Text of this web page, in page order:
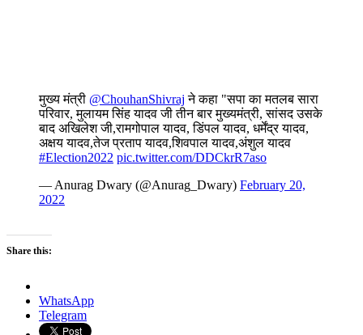
मुख्य मंत्री @ChouhanShivraj ने कहा "सपा का मतलब सारा
परिवार, मुलायम सिंह यादव जी तीन बार मुख्यमंत्री, सांसद उसके
बाद अखिलेश जी,रामगोपाल यादव, डिंपल यादव, धर्मेंद्र यादव,
अक्षय यादव,तेज प्रताप यादव,शिवपाल यादव,अंशुल यादव
#Election2022 pic.twitter.com/DDCkrR7aso
— Anurag Dwary (@Anurag_Dwary) February 20,
2022
Share this:
WhatsApp
Telegram